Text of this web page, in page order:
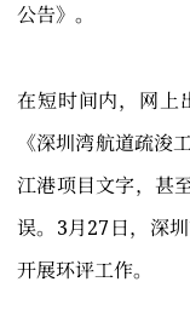
公告》。
在短时间内，网上
《深圳湾航道疏浚
江港项目文字，甚
误。3月27日，深
开展环评工作。